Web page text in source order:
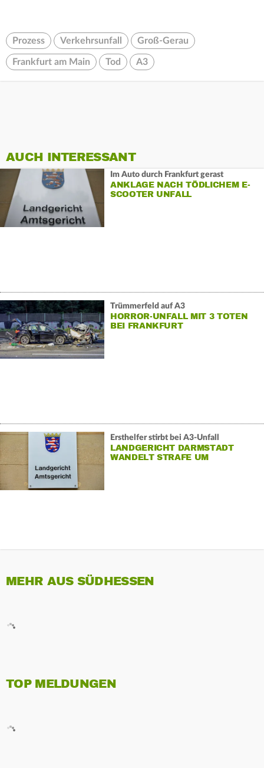
Prozess Verkehrsunfall Groß-Gerau
Frankfurt am Main Tod A3
AUCH INTERESSANT
Im Auto durch Frankfurt gerast
ANKLAGE NACH TÖDLICHEM E-
SCOOTER UNFALL
Trümmerfeld auf A3
HORROR-UNFALL MIT 3 TOTEN
BEI FRANKFURT
Ersthelfer stirbt bei A3-Unfall
LANDGERICHT DARMSTADT
WANDELT STRAFE UM
MEHR AUS SÜDHESSEN
TOP MELDUNGEN